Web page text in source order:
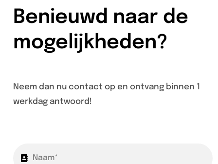
Benieuwd naar de
mogelijkheden?
Neem dan nu contact op en ontvang binnen 1
werkdag antwoord!